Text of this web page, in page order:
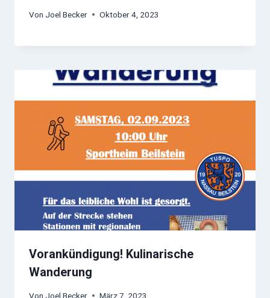
Von Joel Becker Oktober 4, 2023
Vorankündigung! Kulinarische
Wanderung
Von Joel Becker März 7, 2023